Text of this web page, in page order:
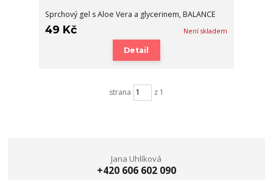
Sprchový gel s Aloe Vera a glycerinem, BALANCE
49 Kč Není skladem
Detail
strana z 1
Jana Uhlíková
+420 606 602 090